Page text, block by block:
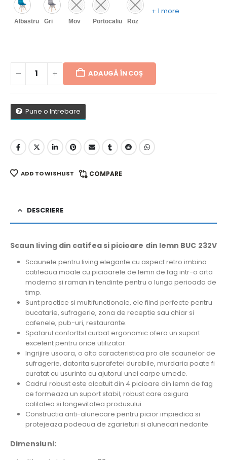
Albastru Gri Mov Portocaliu Roz
+ 1 more
ADAUGĂ ÎN COȘ
Pune o Intrebare
ADD TO WISHLIST COMPARE
DESCRIERE
Scaun living din catifea si picioare din lemn BUC 232V
Scaunele pentru living elegante cu aspect retro imbina
catifeaua moale cu picioarele de lemn de fag intr-o arta
moderna si raman in tendinte pentru o lunga perioada de
timp.
Sunt practice si multifunctionale, ele fiind perfecte pentru
bucatarie, sufragerie, zona de receptie sau chiar si
cafenele, pub-uri, restaurante.
Spatarul confortbil curbat ergonomic ofera un suport
excelent pentru orice utilizator.
Ingrijire usoara, o alta caracteristica pro ale scaunelor de
sufragerie, datorita suprafetei durabile, murdaria poate fi
curatat cu usurinta cu ajutorul unei carpe umede.
Cadrul robust este alcatuit din 4 picioare din lemn de fag
ce formeaza un suport stabil, robust care asigura
calitatea si longevitatea produsului.
Constructia anti-alunecare pentru picior impiedica si
protejeaza podeaua de zgarieturi si alunecari nedorite.
Dimensiuni: